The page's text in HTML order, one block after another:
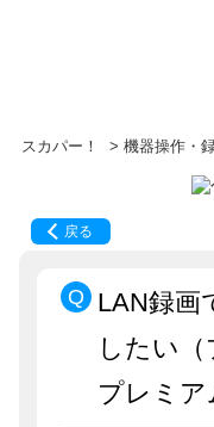
スカパー！ > 機器操作・
戻る
LAN録画
したい
プレミア